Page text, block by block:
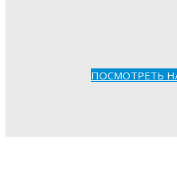
ПОСМОТРЕТЬ